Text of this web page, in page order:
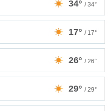
34° / 34°
17° / 17°
26° / 26°
29° / 29°